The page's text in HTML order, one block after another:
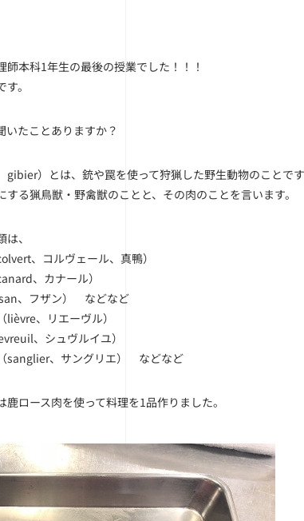
師本科1年生の最後の授業でした！！！
。
いたことありますか？
）とは、銃や罠を使って狩猟した野生動物のことで
る猟鳥獣・野禽獣のことと、その肉のことを言います。
、
、コルヴェール、真鴨）
、カナール）
ザン） などなど
、リエーヴル）
シュヴルイユ）
、サングリエ） などなど
ロース肉を使って料理を1品作りました。